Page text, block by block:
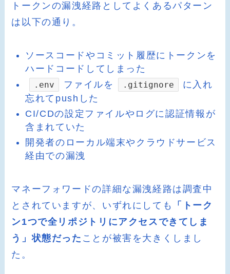
トークンの漏洩経路としてよくあるパターン
は以下の通り。
ソースコードやコミット履歴にトークンを
ハードコードしてしまった
.env ファイルを .gitignore
に入れ
忘れてpushした
CI/CDの設定ファイルやログに認証情報が
含まれていた
開発者のローカル端末やクラウドサービス
経由での漏洩
マネーフォワードの詳細な漏洩経路は調査中
とされていますが、いずれにしても
「トーク
ン1つで全リポジトリにアクセスできてしま
う」状態だった ことが被害を大きくしまし
た。